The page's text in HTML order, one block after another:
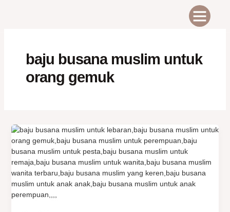
baju busana muslim untuk
orang gemuk